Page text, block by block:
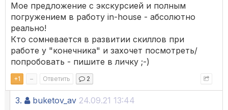
Мое предложение с экскурсией и полным
погружением в работу in-house - абсолютно
реально!
Кто сомневается в развитии скиллов при
работе у "конечника" и захочет посмотреть/
попробовать - пишите в личку ;-)
+1 – Ответить 2
3. buketov_av 24.09.21 13:44